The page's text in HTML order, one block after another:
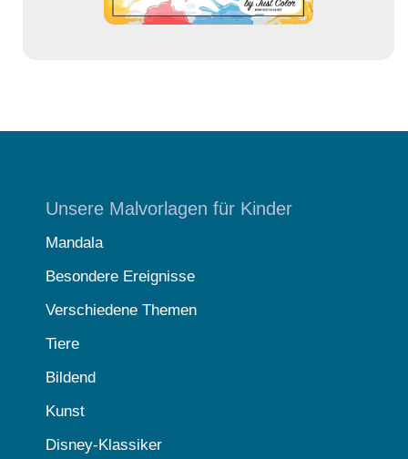
Unsere Malvorlagen für Kinder
Mandala
Besondere Ereignisse
Verschiedene Themen
Tiere
Bildend
Kunst
Disney-Klassiker